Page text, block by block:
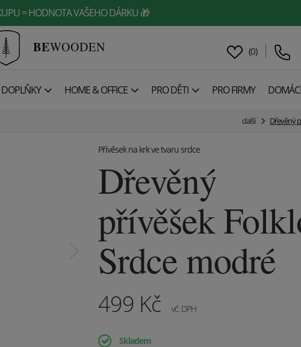
= HODNOTA VAŠEHO DÁRKU 🎁
BEWOODEN (0)
HOME & OFFICE PRO DĚTI PRO FIRMY
další Dřevěný
Přívěsek na krk ve tvaru srdce
Dřevěný
přívěšek
Srdce modré
499 Kč vč. DPH
Skladem